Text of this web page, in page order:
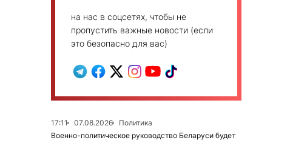
на нас в соцсетях, чтобы не
пропустить важные новости (если
это безопасно для вас)
17:11 07.08.2026
Политика
Военно-политическое руководство Беларуси будет